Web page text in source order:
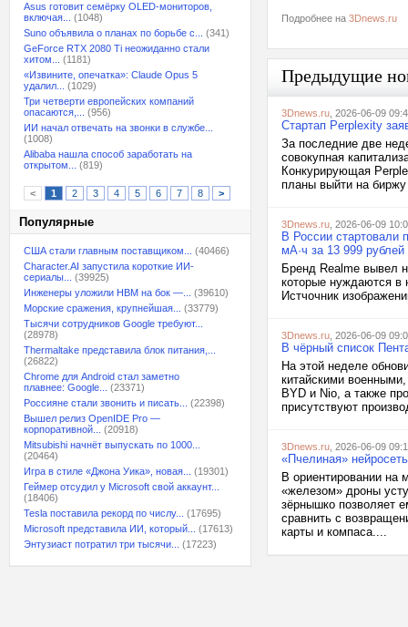
Asus готовит семёрку OLED-мониторов,
включая...
(1048)
Suno объявила о планах по борьбе с...
(341)
GeForce RTX 2080 Ti неожиданно стали
хитом...
(1181)
«Извините, опечатка»: Claude Opus 5
удалил...
(1029)
Три четверти европейских компаний
опасаются,...
(956)
ИИ начал отвечать на звонки в службе...
(1008)
Alibaba нашла способ заработать на
открытом...
(819)
< 1 2 3 4 5 6 7 8 >
Популярные
США стали главным поставщиком...
(40466)
Character.AI запустила короткие ИИ-
сериалы...
(39925)
Инженеры уложили HBM на бок —...
(39610)
Морские сражения, крупнейшая...
(33779)
Тысячи сотрудников Google требуют...
(28978)
Thermaltake представила блок питания,...
(26822)
Chrome для Android стал заметно
плавнее: Google...
(23371)
Россияне стали звонить и писать...
(22398)
Вышел релиз OpenIDE Pro —
корпоративной...
(20918)
Mitsubishi начнёт выпускать по 1000...
(20464)
Игра в стиле «Джона Уика», новая...
(19301)
Геймер отсудил у Microsoft свой аккаунт...
(18406)
Tesla поставила рекорд по числу...
(17695)
Microsoft представила ИИ, который...
(17613)
Энтузиаст потратил три тысячи...
(17223)
Подробнее на 3Dnews.ru
Предыдущие
3Dnews.ru , 2026-06-09
Стартап Perplexity
За последние две
совокупная
Конкурирующая
планы выйти на биржу
3Dnews.ru , 2026-06-09
В России стартовали
мА·ч за 13 999 рублей
Бренд Realme вывел
которые нуждаются в
Истчочник
3Dnews.ru , 2026-06-09
В чёрный список
На этой неделе
китайскими
BYD и Nio, а также
присутствуют
3Dnews.ru , 2026-06-09
«Пчелиная»
В ориентировании
«железом» дроны
зёрнышко позволяет
сравнить с
карты и компаса....